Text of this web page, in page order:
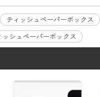
ティッシュペーパーボックス
シュペーパーボックス